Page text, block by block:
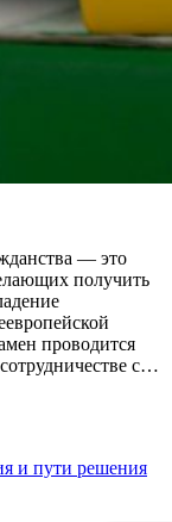
— это
получить
проводится
с…
и пути решения